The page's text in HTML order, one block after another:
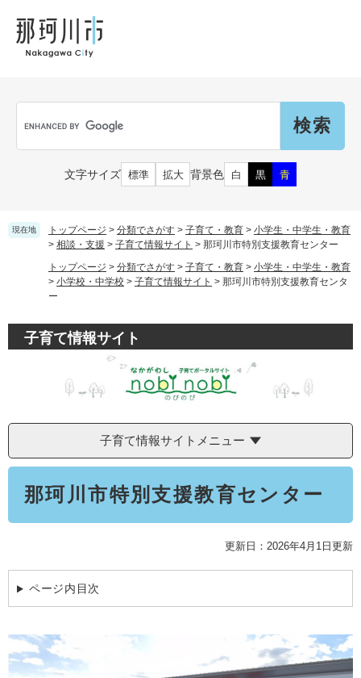
ス
文字サイズ 標準 拡大 背景色 白 黒 青
市民の皆さん
届出（ダウンロード）・手続き
住まい・くらし
健康・医療・福祉
学ぶ・楽しむ・活動する
電子掲示板
子育て・教育
妊娠・出産
乳児・幼児
小学生・中学生・教育
こどもの権利
事業者の皆さん
お知らせ
入札・プロポーザル・契約情報
開発許可・都市計画・建設計画
支援（企業・就農）
市外にお住まいの方
那珂川市の概要
移住・定住
ふるさと納税
観光
現在地 トップページ > 分類でさがす > 子育て・教育 > 小学生・中学生・教育
> 相談・支援 > 子育て情報サイト > 那珂川市特別支援教育センター
トップページ > 分類でさがす > 子育て・教育 > 小学生・中学生・教育
> 小学校・中学校 > 子育て情報サイト > 那珂川市特別支援教育センタ
ー
子育て情報サイト
子育て情報サイトメニュー
那珂川市特別支援教育センター
更新日：2026年4月1日更新
ページ内目次